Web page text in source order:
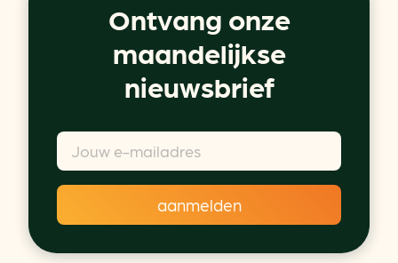
Ontvang onze
maandelijkse
nieuwsbrief